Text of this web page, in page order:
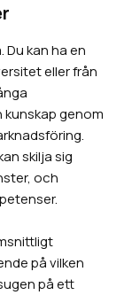
kan ha en
eller från
genom
skilja sig
och
på vilken
på ett